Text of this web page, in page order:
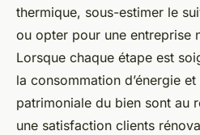
thermique, sous-estimer le
ou opter pour une entreprise
Lorsque chaque étape est
la consommation d’énergie
patrimoniale du bien sont au
une satisfaction clients